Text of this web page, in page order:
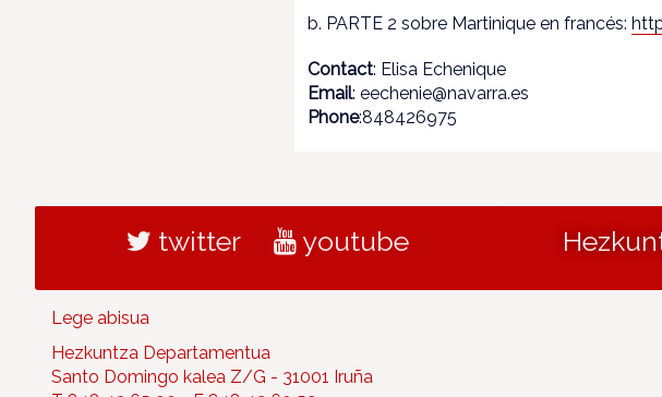
b. PARTE 2 sobre Martinique en francés:
Contact: Elisa Echenique
Email: eechenie@navarra.es
Phone:848426975
twitter youtube
Lege abisua
Hezkuntza Departamentua
Santo Domingo kalea Z/G - 31001 Iruña